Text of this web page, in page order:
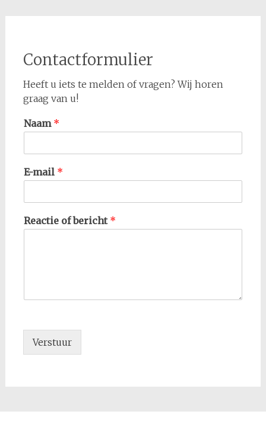
Contactformulier
Heeft u iets te melden of vragen? Wij horen
graag van u!
Naam *
E-mail *
Reactie of bericht *
Verstuur